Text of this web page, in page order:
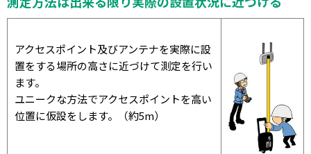
アクセスポイント及びアンテナを実際に設
置をする場所の高さに近づけて測定を行い
ます。
ユニークな方法でアクセスポイントを高い
位置に仮設をします。（約5m）